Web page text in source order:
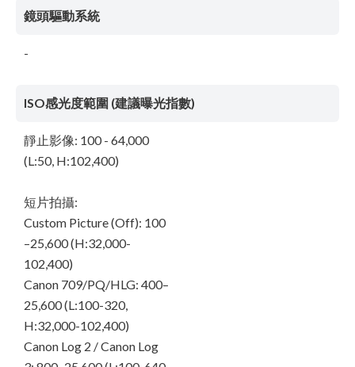
鏡頭驅動系統
-
ISO感光度範圍 (建議曝光指數)
靜止影像: 100 - 64,000
(L:50, H:102,400)
短片拍攝:
Custom Picture (Off): 100
–25,600 (H:32,000-
102,400)
Canon 709/PQ/HLG: 400–
25,600 (L:100-320,
H:32,000-102,400)
Canon Log 2 / Canon Log